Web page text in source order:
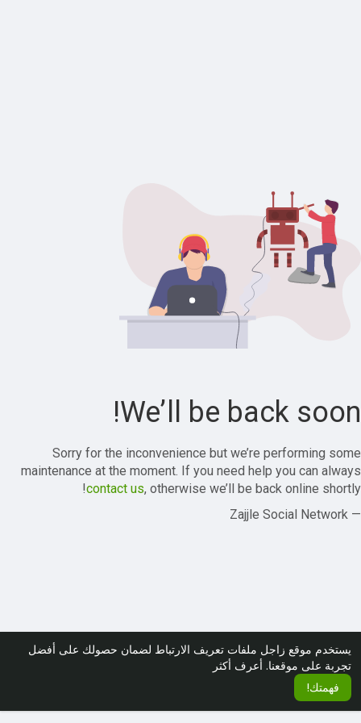
يستخدم موقع زاجل ملفات تعريف الارتباط لضمان حصولك على أفضل
تجربة على موقعنا. أعرف أكثر
فهمتك!
We’ll be back soon!
Sorry for the inconvenience but we’re performing some
maintenance at the moment. If you need help you can always
contact us, otherwise we’ll be back online shortly!
— Zajjle Social Network